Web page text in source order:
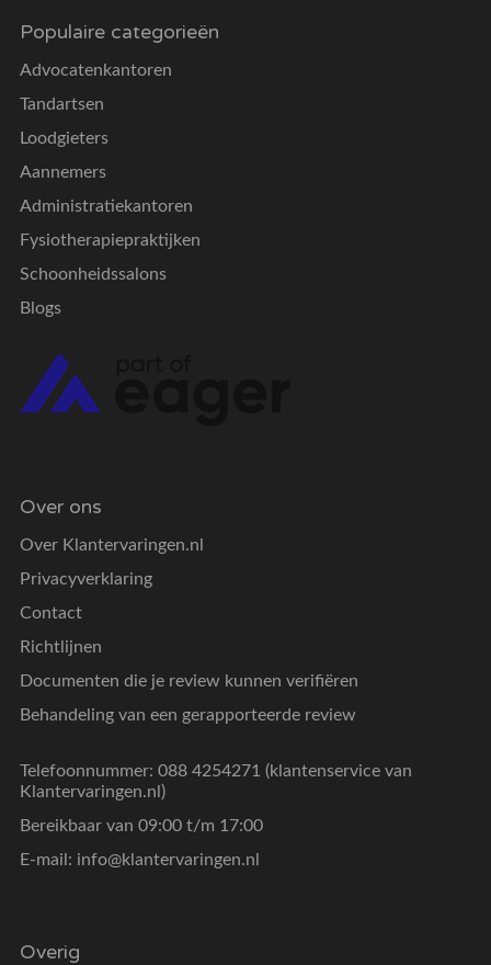
Populaire categorieën
Advocatenkantoren
Tandartsen
Loodgieters
Aannemers
Administratiekantoren
Fysiotherapiepraktijken
Schoonheidssalons
Blogs
Over ons
Over Klantervaringen.nl
Privacyverklaring
Contact
Richtlijnen
Documenten die je review kunnen verifiëren
Behandeling van een gerapporteerde review
Telefoonnummer: 088 4254271 (klantenservice van
Klantervaringen.nl)
Bereikbaar van 09:00 t/m 17:00
E-mail: info@klantervaringen.nl
Overig